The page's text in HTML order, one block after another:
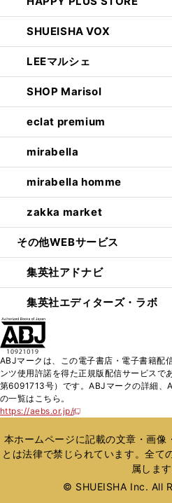
SHUEISHA VOX
LEEマルシェ
SHOP Marisol
eclat premium
mirabella
mirabella homme
zakka market
その他WEBサービス
集英社アドナビ
集英社エディターズ・ラボ
ABJマークは、この電子書店・電子書籍配
ンツ使用許諾を得た正規版配信サービスで
第6091713号）です。ABJマークの詳細、
の一覧はこちら。
https://aebs.or.jp/
新
い
ウ
ィ
ウ
本ホームページに記載の文章・画像
とは法律で禁じられています。全て
属します
© SHUEISHA Inc. All